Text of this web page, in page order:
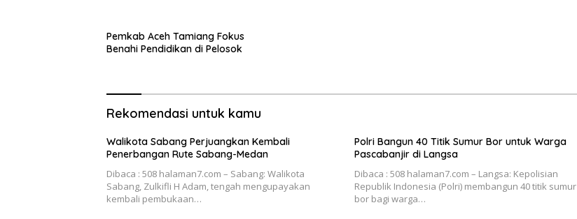
Pemkab Aceh Tamiang Fokus
Benahi Pendidikan di Pelosok
Rekomendasi untuk kamu
Walikota Sabang Perjuangkan Kembali
Penerbangan Rute Sabang-Medan
Dibaca : 508 halaman7.com – Sabang: Walikota
Sabang, Zulkifli H Adam, tengah mengupayakan
kembali pembukaan…
Polri Bangun 40 Titik Sumur Bor untuk Warga
Pascabanjir di Langsa
Dibaca : 508 halaman7.com – Langsa: Kepolisian
Republik Indonesia (Polri) membangun 40 titik sumur
bor bagi warga…